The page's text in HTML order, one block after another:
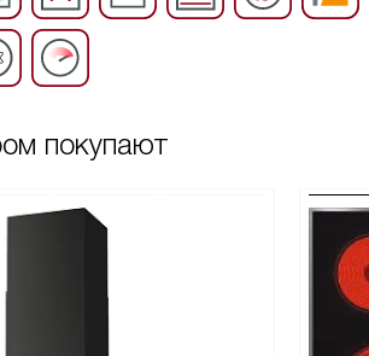
покупают